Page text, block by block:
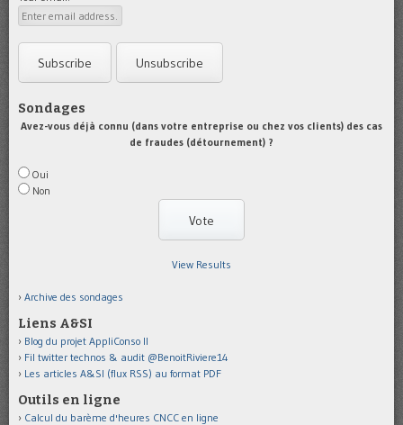
Sondages
Avez-vous déjà connu (dans votre entreprise ou chez vos clients) des cas
de fraudes (détournement) ?
Oui
Non
View Results
Archive des sondages
Liens A&SI
Blog du projet AppliConso II
Fil twitter technos & audit @BenoitRiviere14
Les articles A&SI (flux RSS) au format PDF
Outils en ligne
Calcul du barème d'heures CNCC en ligne